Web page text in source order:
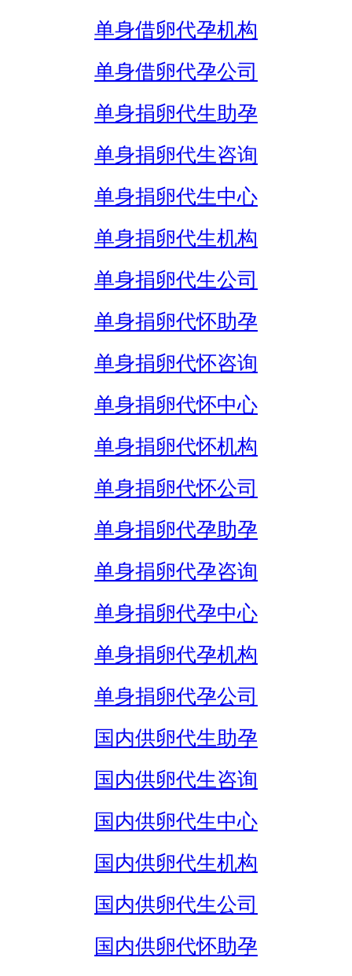
单身借卵代孕机构
单身借卵代孕公司
单身捐卵代生助孕
单身捐卵代生咨询
单身捐卵代生中心
单身捐卵代生机构
单身捐卵代生公司
单身捐卵代怀助孕
单身捐卵代怀咨询
单身捐卵代怀中心
单身捐卵代怀机构
单身捐卵代怀公司
单身捐卵代孕助孕
单身捐卵代孕咨询
单身捐卵代孕中心
单身捐卵代孕机构
单身捐卵代孕公司
国内供卵代生助孕
国内供卵代生咨询
国内供卵代生中心
国内供卵代生机构
国内供卵代生公司
国内供卵代怀助孕